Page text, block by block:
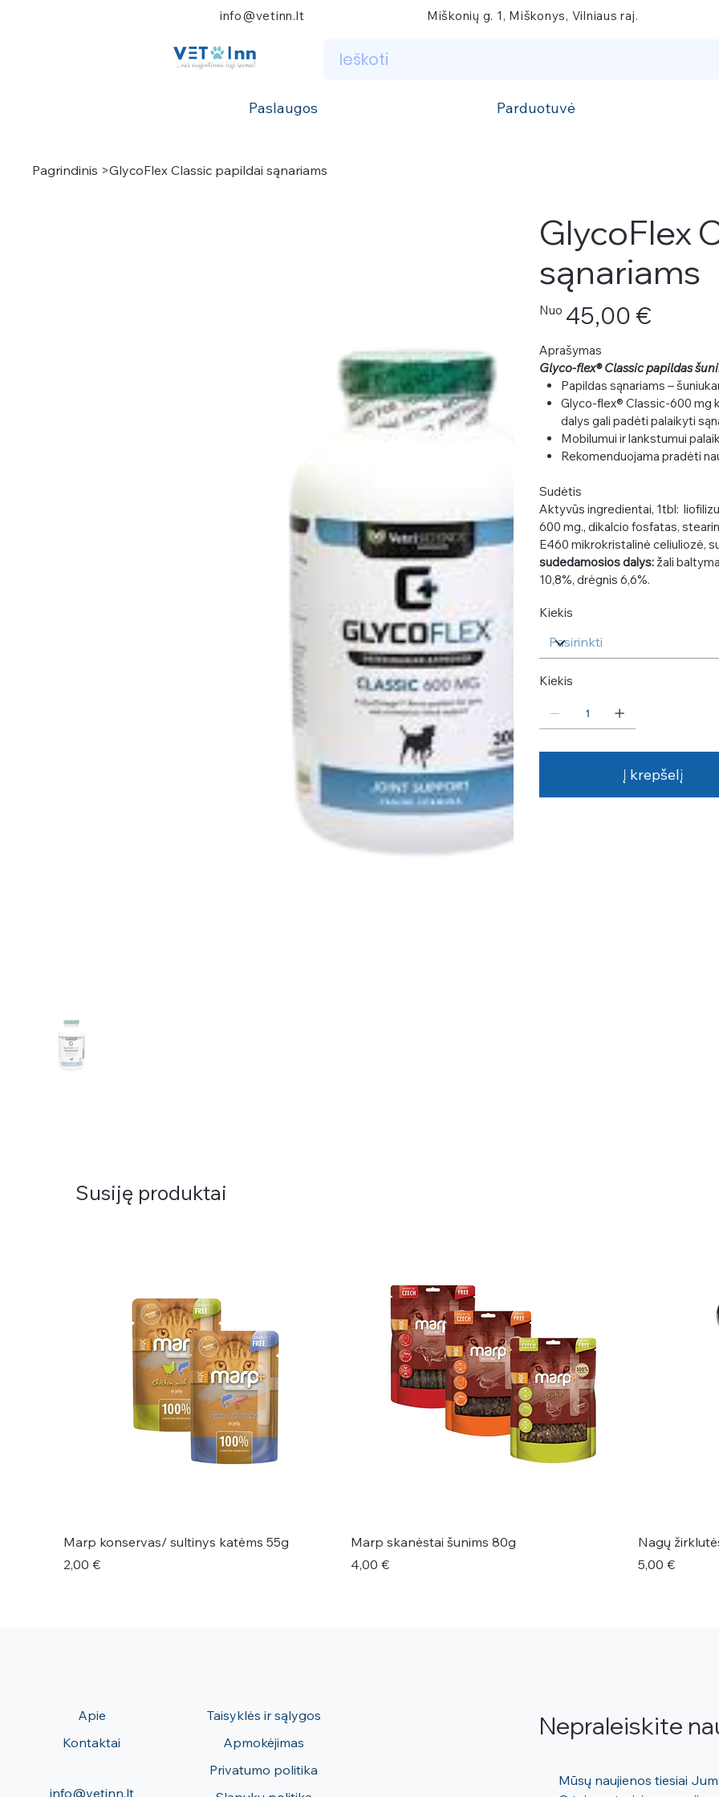
Paslaugos Parduotuvė
info@vetinn.lt Miškonių g. 1, Miškonys, Vilniaus raj.
Pagrindinis >GlycoFlex Classic papildai sąnariams
GlycoFlex
sąnariams
Nuo 45,00 €
Aprašymas
Glyco-flex® Classic papildas
Papildas sąnariams –
Glyco-flex® Classic-600 mg
dalys gali padėti palaikyti
Mobilumui ir lankstumui
Rekomenduojama pradėti
Sudėtis
Aktyvūs ingredientai, 1tbl:
600 mg., dikalcio fosfatas,
E460 mikrokristalinė celiuliozė,
sudedamosios dalys: žali
10,8%, drėgnis 6,6%.
Kiekis
Kiekis
Į krepšelį
Susiję produktai
Marp konservas/ sultinys katėms 55g
Kaina
2,00 €
Marp skanėstai šunims 80g
Kaina
4,00 €
Nagų
Kaina
5,00 €
Apie
Kontaktai
info@vetinn.lt
Nepraleiskite
Taisyklės ir sąlygos
Apmokėjimas
Privatumo politika